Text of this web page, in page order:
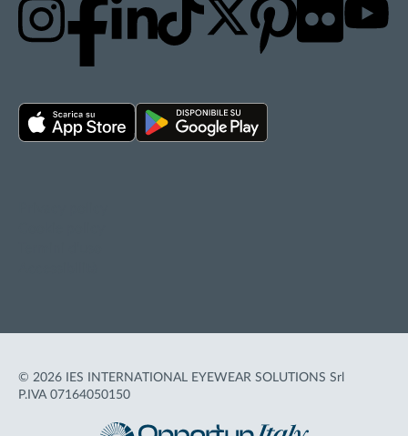
© 2026 IES INTERNATIONAL EYEWEAR SOLUTIONS Srl
P.IVA 07164050150